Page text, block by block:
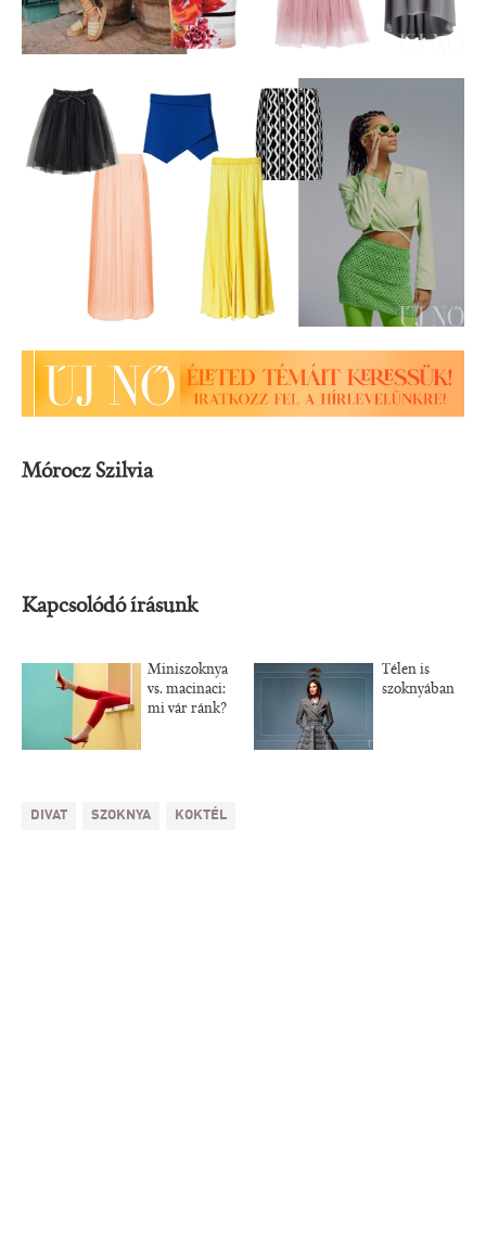
Mórocz Szilvia
Kapcsolódó írásunk
Miniszoknya
vs. macinaci:
mi vár ránk?
Télen is
szoknyában
DIVAT SZOKNYA KOKTÉL